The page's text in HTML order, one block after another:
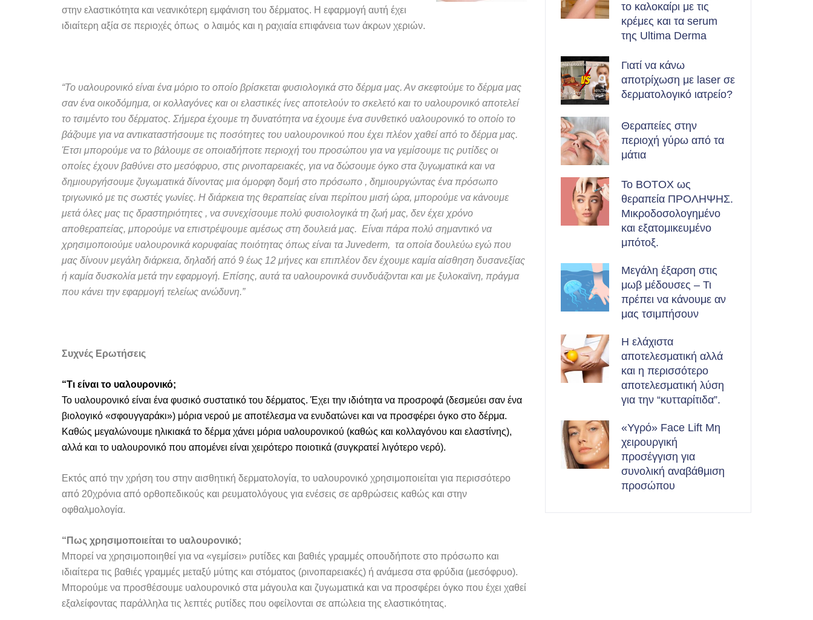
στην ελαστικότητα και νεανικότερη εμφάνιση του δέρματος. Η εφαρμογή αυτή έχει
ιδιαίτερη αξία σε περιοχές όπως ο λαιμός και η ραχιαία επιφάνεια των άκρων χεριών.
“Το υαλουρονικό είναι ένα μόριο το οποίο βρίσκεται φυσιολογικά στο δέρμα μας. Αν σκεφτούμε το δέρμα μας
σαν ένα οικοδόμημα, οι κολλαγόνες και οι ελαστικές ίνες αποτελούν το σκελετό και το υαλουρονικό αποτελεί
το τσιμέντο του δέρματος. Σήμερα έχουμε τη δυνατότητα να έχουμε ένα συνθετικό υαλουρονικό το οποίο το
βάζουμε για να αντικαταστήσουμε τις ποσότητες του υαλουρονικού που έχει πλέον χαθεί από το δέρμα μας.
Έτσι μπορούμε να το βάλουμε σε οποιαδήποτε περιοχή του προσώπου για να γεμίσουμε τις ρυτίδες οι
οποίες έχουν βαθύνει στο μεσόφρυο, στις ρινοπαρειακές, για να δώσουμε όγκο στα ζυγωματικά και να
δημιουργήσουμε ζυγωματικά δίνοντας μια όμορφη δομή στο πρόσωπο , δημιουργώντας ένα πρόσωπο
τριγωνικό με τις σωστές γωνίες. Η διάρκεια της θεραπείας είναι περίπου μισή ώρα, μπορούμε να κάνουμε
μετά όλες μας τις δραστηριότητες , να συνεχίσουμε πολύ φυσιολογικά τη ζωή μας, δεν έχει χρόνο
αποθεραπείας, μπορούμε να επιστρέψουμε αμέσως στη δουλειά μας. Είναι πάρα πολύ σημαντικό να
χρησιμοποιούμε υαλουρονικά κορυφαίας ποιότητας όπως είναι τα Juvederm, τα οποία δουλεύω εγώ που
μας δίνουν μεγάλη διάρκεια, δηλαδή από 9 έως 12 μήνες και επιπλέον δεν έχουμε καμία αίσθηση δυσανεξίας
ή καμία δυσκολία μετά την εφαρμογή. Επίσης, αυτά τα υαλουρονικά συνδυάζονται και με ξυλοκαϊνη, πράγμα
που κάνει την εφαρμογή τελείως ανώδυνη.”
Συχνές Ερωτήσεις
“Τι είναι το υαλουρονικό;
Το υαλουρονικό είναι ένα φυσικό συστατικό του δέρματος. Έχει την ιδιότητα να προσροφά (δεσμεύει σαν ένα
βιολογικό «σφουγγαράκι») μόρια νερού με αποτέλεσμα να ενυδατώνει και να προσφέρει όγκο στο δέρμα.
Καθώς μεγαλώνουμε ηλικιακά το δέρμα χάνει μόρια υαλουρονικού (καθώς και κολλαγόνου και ελαστίνης),
αλλά και το υαλουρονικό που απομένει είναι χειρότερο ποιοτικά (συγκρατεί λιγότερο νερό).
Εκτός από την χρήση του στην αισθητική δερματολογία, το υαλουρονικό χρησιμοποιείται για περισσότερο
από 20χρόνια από ορθοπεδικούς και ρευματολόγους για ενέσεις σε αρθρώσεις καθώς και στην
οφθαλμολογία.
“Πως χρησιμοποιείται το υαλουρονικό;
Μπορεί να χρησιμοποιηθεί για να «γεμίσει» ρυτίδες και βαθιές γραμμές οπουδήποτε στο πρόσωπο και
ιδιαίτερα τις βαθιές γραμμές μεταξύ μύτης και στόματος (ρινοπαρειακές) ή ανάμεσα στα φρύδια (μεσόφρυο).
Μπορούμε να προσθέσουμε υαλουρονικό στα μάγουλα και ζυγωματικά και να προσφέρει όγκο που έχει χαθεί
εξαλείφοντας παράλληλα τις λεπτές ρυτίδες που οφείλονται σε απώλεια της ελαστικότητας.
το καλοκαίρι με τις
κρέμες και τα serum
της Ultima Derma
Γιατί να κάνω
αποτρίχωση με laser σε
δερματολογικό ιατρείο?
Θεραπείες στην
περιοχή γύρω από τα
μάτια
Το BOTOX ως
θεραπεία ΠΡΟΛΗΨΗΣ.
Μικροδοσολογημένο
και εξατομικευμένο
μπότοξ.
Μεγάλη έξαρση στις
μωβ μέδουσες – Τι
πρέπει να κάνουμε αν
μας τσιμπήσουν
Η ελάχιστα
αποτελεσματική αλλά
και η περισσότερο
αποτελεσματική λύση
για την “κυτταρίτιδα”.
«Υγρό» Face Lift Μη
χειρουργική
προσέγγιση για
συνολική αναβάθμιση
προσώπου